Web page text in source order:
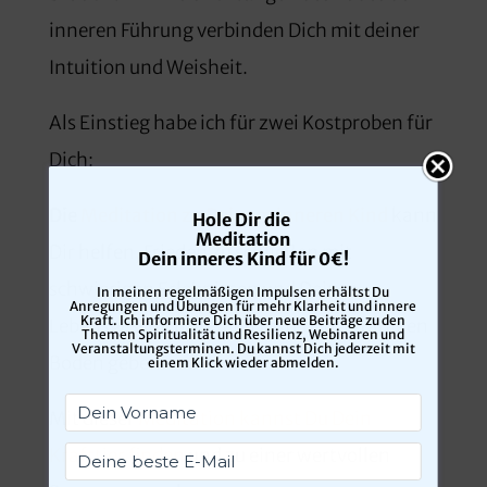
inneren Führung verbinden Dich mit deiner
Intuition und Weisheit.
Als Einstieg habe ich für zwei Kostproben für
Dich:
Meditation zu Deinem inneren Kind
Dir helfen, Frieden zu schließen mit
schwierigen Erlebnissen und Deiner
Lebensgeschichte einen festen, tragfähigen
Boden geben.
Mit dieserMeditation kannst Du Dein
Krafttier finden und zu einer wertvollen
Hole Dir die
Meditation
Dein inneres Kind für 0€!
In meinen regelmäßigen Impulsen erhältst Du
Anregungen und Übungen für mehr Klarheit und innere
Kraft. Ich informiere Dich über neue Beiträge zu den
Themen Spiritualität und Resilienz, Webinaren und
Veranstaltungsterminen. Du kannst Dich jederzeit mit
einem Klick wieder abmelden.